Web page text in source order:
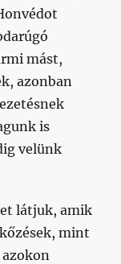
mást,
azonban
is
velünk
látjuk, amik
mint